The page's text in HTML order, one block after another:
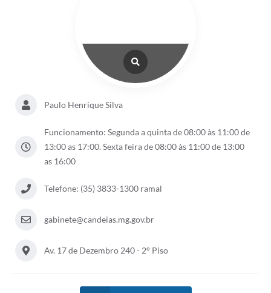
Conselhos Municipais
Lei Paulo Gustavo
A Nossa Cidade
Portal da Transparência
Fila de espera SUS
Publicações
Paulo Henrique Silva
Funcionamento: Segunda a quinta de 08:00 às 11:00 de
13:00 as 17:00. Sexta feira de 08:00 às 11:00 de 13:00
as 16:00
Telefone: (35) 3833-1300 ramal
gabinete@candeias.mg.gov.br
Av. 17 de Dezembro 240 - 2° Piso